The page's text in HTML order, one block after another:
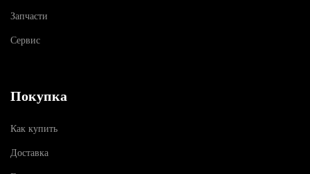
Запчасти
Сервис
Покупка
Как купить
Доставка